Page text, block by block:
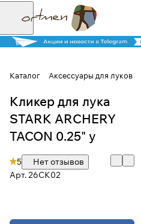
Каталог Аксессуары для луков
Кликер для лука
STARK ARCHERY
TACON 0.25" y
5
Нет отзывов
Арт.26CK02
Для клиентов всех банков
Разбейте
оплату на части